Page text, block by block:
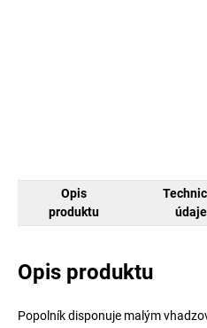
Opis
produktu
údaje
Opis produktu
Popolník disponuje malým